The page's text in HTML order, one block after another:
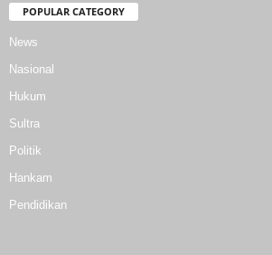
POPULAR CATEGORY
News
Nasional
Hukum
Sultra
Politik
Hankam
Pendidikan